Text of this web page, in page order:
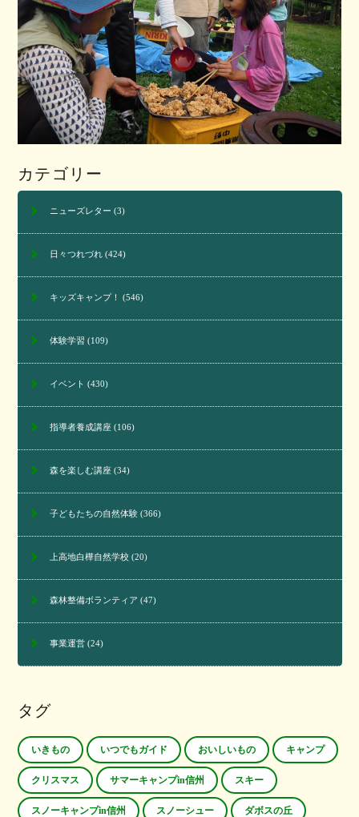
カテゴリー
ニューズレター (3)
日々つれづれ(424)
キッズキャンプ！ (546)
体験学習 (109)
イベント (430)
指導者養成講座(106)
森を楽しむ講座(34)
子どもたちの自然体験(366)
上高地白樺自然学校(20)
森林整備ボランティア (47)
事業運営(24)
タグ
いきもの いつでもガイド おいしいもの キャンプ
クリスマス サマーキャンプin信州 スキー
スノーキャンプin信州 スノーシュー ダボスの丘